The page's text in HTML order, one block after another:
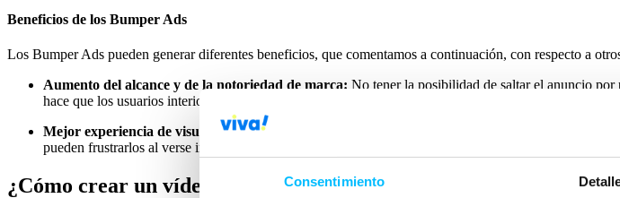
Consentimiento
Beneficios de los Bumper Ads
Los Bumper Ads pueden generar diferentes beneficios, que comentamos a continuación, con respecto a
Aumento del alcance y de la notoriedad de marca: No tener la posibilidad de saltar el anuncio por
hace que los usuarios interioricen más el mensaje y tenga un mayor impacto.
Mejor experiencia de visualización y menor frustración:
La aceptación de los usuarios a la hora
pueden frustrarlos al verse interrumpidos los vídeos que están viendo en ese momento.
¿Cómo crear un vídeo para Bumper Ads?